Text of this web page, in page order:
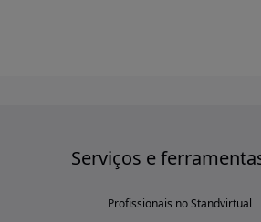
Serviços e
Profissionais no Standvirtual